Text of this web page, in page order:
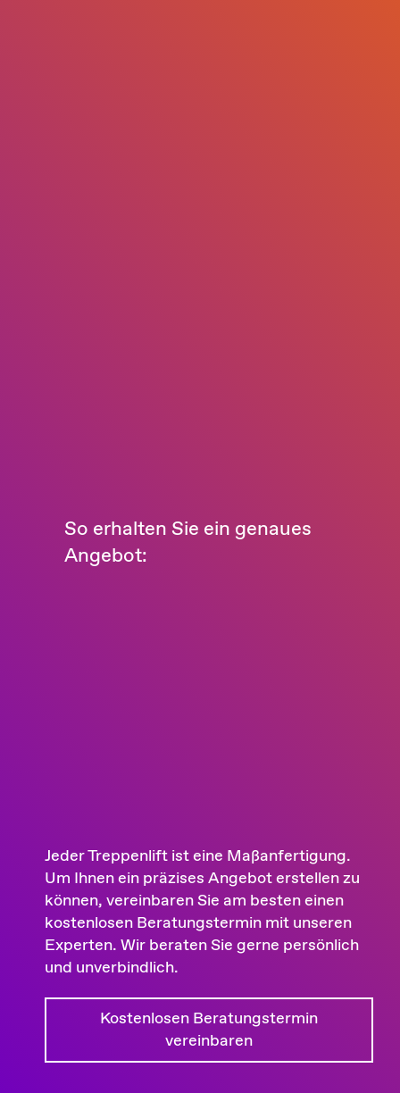
So erhalten Sie ein genaues
Angebot:
Jeder Treppenlift ist eine Maßanfertigung.
Um Ihnen ein präzises Angebot erstellen zu
können, vereinbaren Sie am besten einen
kostenlosen Beratungstermin mit unseren
Experten. Wir beraten Sie gerne persönlich
und unverbindlich.
Kostenlosen Beratungstermin
vereinbaren